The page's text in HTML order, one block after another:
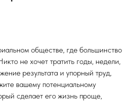
обществе, где большинство
не хочет тратить годы, недели,
результата и упорный труд,
вашему потенциальному
сделает его жизнь проще,